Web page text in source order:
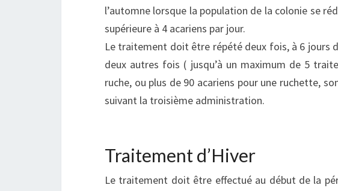
l’automne lorsque la population de la colonie se
supérieure à 4 acariens par jour.
Le traitement doit être répété deux fois, à 6 jours
deux autres fois ( jusqu’à un maximum de 5
ruche, ou plus de 90 acariens pour une ruchette,
suivant la troisième administration.
Traitement d’Hiver
Le traitement doit être effectué au début de la